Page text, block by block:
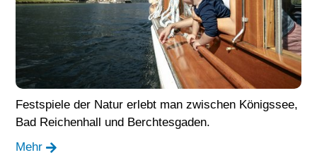
Festspiele der Natur erlebt man zwischen Königssee,
Bad Reichenhall und Berchtesgaden.
Mehr